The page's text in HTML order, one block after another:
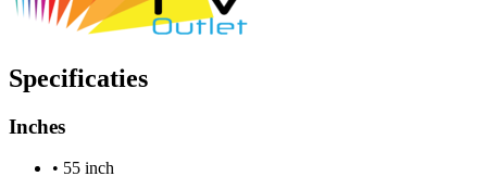
Specificaties
Inches
• 55 inch